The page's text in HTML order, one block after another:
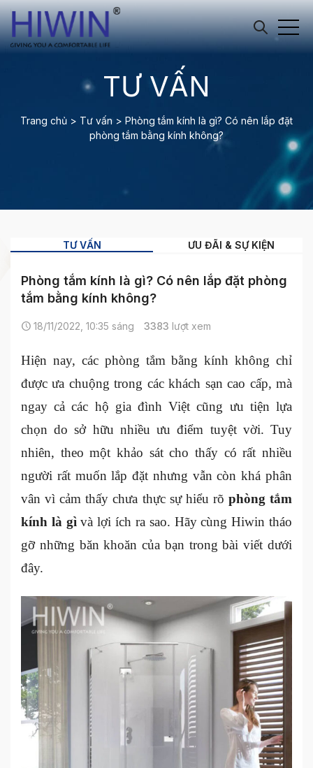
TƯ VẤN
Trang chủ > Tư vấn > Phòng tắm kính là gì? Có nên lắp đặt
phòng tắm bằng kính không?
TƯ VẤN ƯU ĐÃI & SỰ KIỆN
Phòng tắm kính là gì? Có nên lắp đặt phòng
tắm bằng kính không?
18/11/2022, 10:35 sáng 3383 lượt xem
Hiện nay, các phòng tắm bằng kính không chỉ
được ưa chuộng trong các khách sạn cao cấp, mà
ngay cả các hộ gia đình Việt cũng ưu tiện lựa
chọn do sở hữu nhiều ưu điểm tuyệt vời. Tuy
nhiên, theo một khảo sát cho thấy có rất nhiều
người rất muốn lắp đặt nhưng vẫn còn khá phân
vân vì cảm thấy chưa thực sự hiểu rõ phòng tắm
kính là gì và lợi ích ra sao. Hãy cùng Hiwin tháo
gỡ những băn khoăn của bạn trong bài viết dưới
đây.